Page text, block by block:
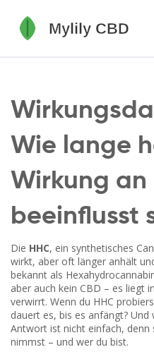
Wie lange
Wirkung an
beeinflusst
Die HHC, ein synthetisches
wirkt, aber oft länger anhält
bekannt als
aber auch kein CBD – es liegt
verwirrt. Wenn du HHC
dauert es, bis es anfängt? Und
Antwort ist nicht einfach, denn
nimmst – und wer du bist.